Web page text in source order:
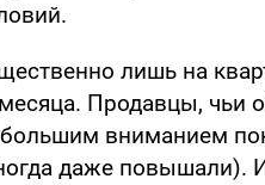
лишь на
Продавцы, чьи
вниманием
даже повышали).